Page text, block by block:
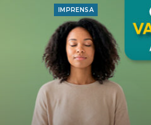
IMPRENSA